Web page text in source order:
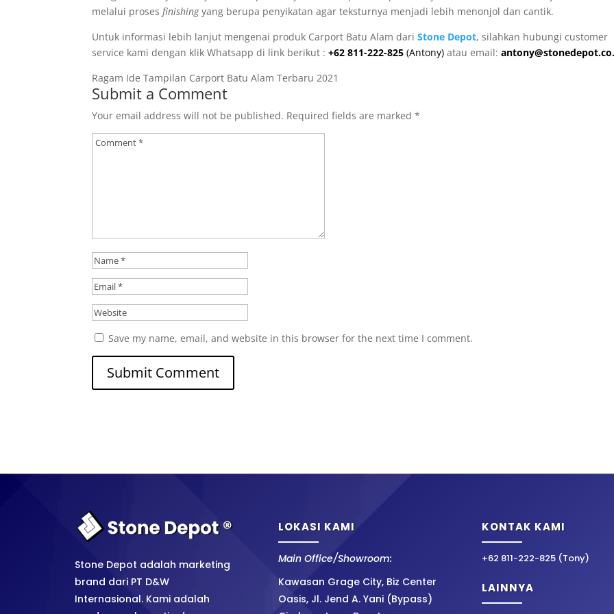
melalui prosesfinishingyang berupa penyikatan agar teksturnya menjadi lebih menonjol dan cantik.
Untuk informasi lebih lanjut mengenai produk Carport Batu Alam dariStone Depot, silahkan hubungi customer
service kami dengan klik Whatsapp di link berikut :+62 811-222-825 (Antony) atau email:
Ragam Ide Tampilan Carport Batu Alam Terbaru 2021
Submit a Comment
Your email address will not be published. Required fields are marked*
Save my name, email, and website in this browser for the next time I comment.
Stone Depot adalah marketing
brand dari PT D&W
Internasional. Kami adalah
LOKASI KAMI
Main Office/Showroom:
Kawasan Grage City, Biz Center
Oasis, Jl. Jend A. Yani (Bypass)
KONTAK KAMI
+62 811-222-825 (Tony)
LAINNYA